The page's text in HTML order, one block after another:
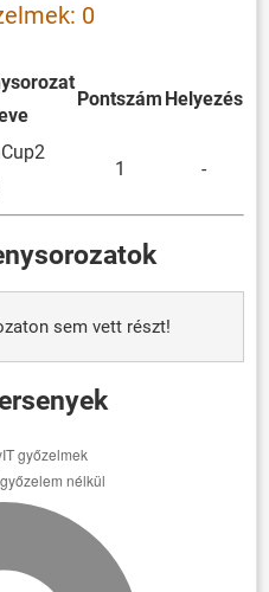
0
Pontszám Helyezés
1 -
sem vett részt!